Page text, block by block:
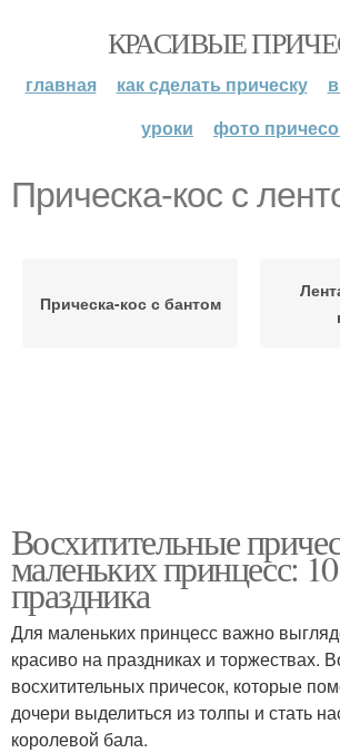
КРАСИВЫЕ
главная как сделать прическу
уроки
фото
Прическа-кос с
Прическа-кос с бантом
Восхитительные
маленьких принцесс:
праздника
Для маленьких принцесс важно
красиво на праздниках и торжествах.
восхитительных причесок, которые
дочери выделиться из толпы и стать
королевой бала.